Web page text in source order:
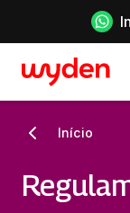
Início